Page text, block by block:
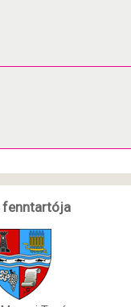
fenntartója